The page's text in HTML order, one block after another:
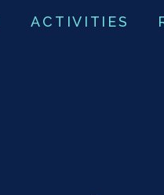
ACTIVITIES